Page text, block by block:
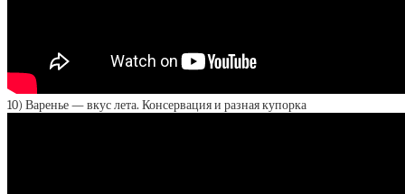
10) Варенье — вкус лета. Консервация и разная купорка